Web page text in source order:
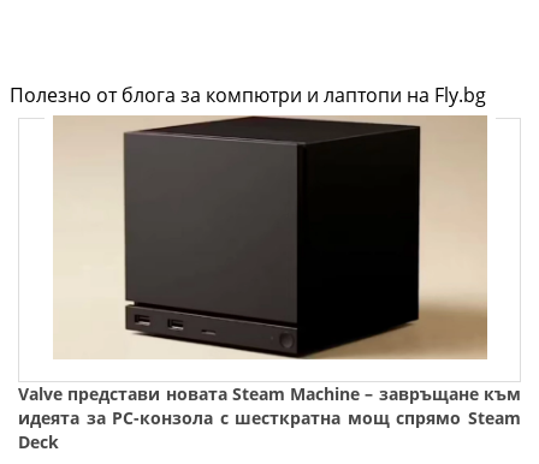
Полезно от блога за компютри и лаптопи на Fly.bg
Valve представи новата Steam Machine – завръщане към
идеята за PC-конзола с шесткратна мощ спрямо Steam
Deck